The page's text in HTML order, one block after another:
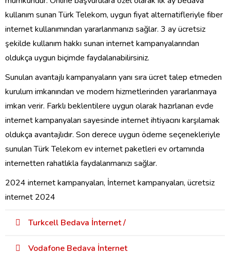
kullanım sunan Türk Telekom, uygun fiyat alternatifleriyle fiber
internet kullanımından yararlanmanızı sağlar. 3 ayücretsiz
şekilde kullanım hakkı sunan internet kampanyalarından
oldukça uygun biçimde faydalanabilirsiniz.
Sunulan avantajlı kampanyaların yanı sıra ücret talep etmeden
kurulum imkanından ve modem hizmetlerinden yararlanmaya
imkan verir. Farklı beklentilere uygun olarak hazırlanan evde
internet kampanyaları sayesinde internet ihtiyacını karşılamak
oldukça avantajlıdır. Son derece uygun ödeme seçenekleriyle
sunulanTürk Telekom ev internet paketleri ev ortamında
internetten rahatlıkla faydalanmanızı sağlar.
2024 internet kampanyaları, İnternet kampanyaları, ücretsiz
internet 2024
Turkcell Bedava İnternet /
Vodafone Bedava İnternet